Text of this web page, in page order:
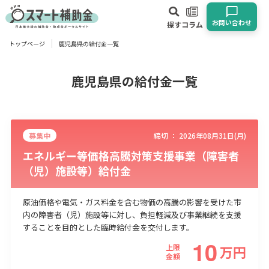
探すコラム お問い合わせ
対象
物流・運輸業 製造業 情報通信業 卸売･小売業
飲食業
建設･不動産業
サービス業 医療･福祉 農業･林業
トップページ 鹿児島県の給付金一覧
鹿児島県の給付金一覧
募集中 締切 ： 2026年08月31日(月)
エネルギー等価格高騰対策支援事業（障害者
（児）施設等）給付金
原油価格や電気・ガス料金を含む物価の高騰の影響を受けた市
内の障害者（児）施設等に対し、負担軽減及び事業継続を支援
することを目的とした臨時給付金を交付します。
上限
金額
10万円